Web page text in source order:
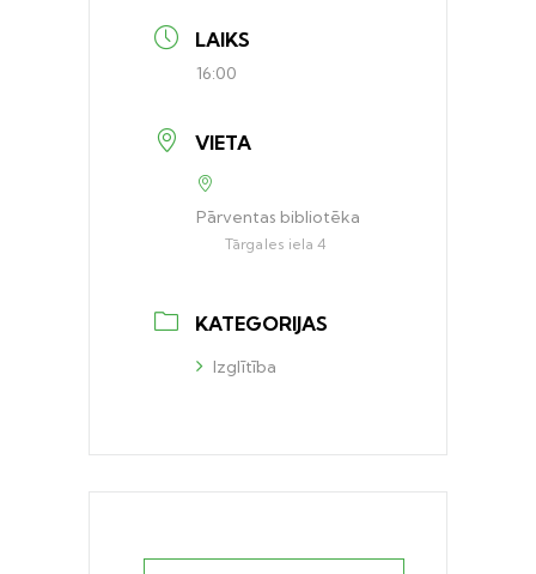
LAIKS
16:00
VIETA
Pārventas bibliotēka
Tārgales iela 4
KATEGORIJAS
Izglītība